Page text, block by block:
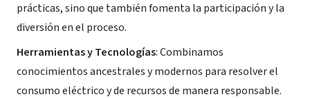
prácticas, sino que también fomenta la participación y la
diversión en el proceso.
Herramientas y Tecnologías: Combinamos
conocimientos ancestrales y modernos para resolver el
consumo eléctrico y de recursos de manera responsable.